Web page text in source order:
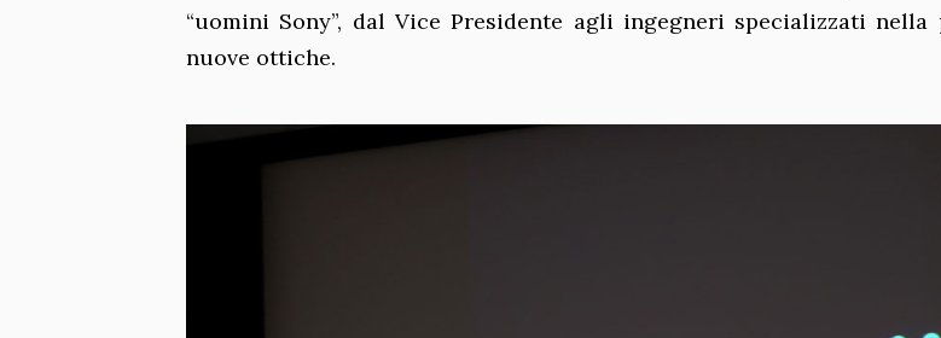
“uomini Sony”, dal Vice Presidente agli ingegneri specializzati nella
nuove ottiche.